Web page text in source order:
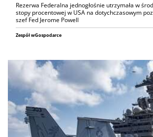
Rezerwa Federalna jednogłośnie utrzymała w
stopy procentowej w USA na dotychczasowym
szef Fed Jerome Powell
Zespół wGospodarce